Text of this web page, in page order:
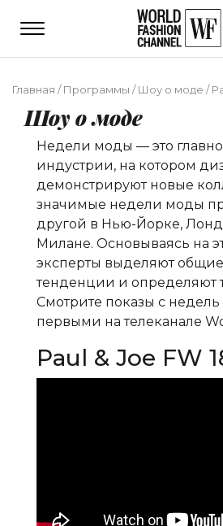
Главная /Программы /Шоу о моде /
Шоу о моде
Недели моды — это
индустрии, на котором
демонстрируют новые
значимые недели моды
другой в Нью-Йорке,
Милане. Основываясь на
эксперты выделяют
тенденции и определяют
Смотрите показы с
первыми на телеканале
Paul & Joe FW